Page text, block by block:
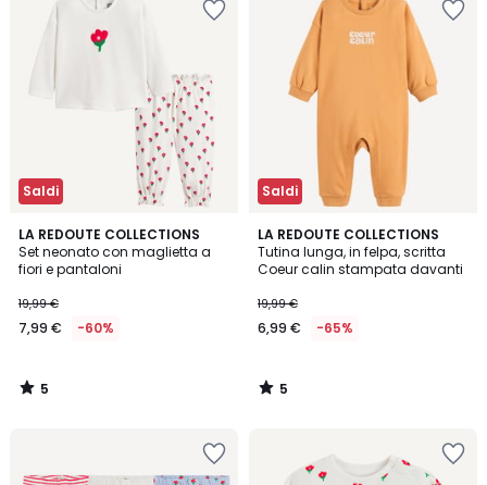
Saldi
LA REDOUTE COLLECTIONS
Set neonato con maglietta a
fiori e pantaloni
19,99 €
7,99 € -60%
5
/
5
5
/
Saldi
LA REDOUTE COLLECTIONS
Tutina lunga, in felpa, scritta
Coeur calin stampata davanti
19,99 €
6,99 € -65%
5
/
5
5
/